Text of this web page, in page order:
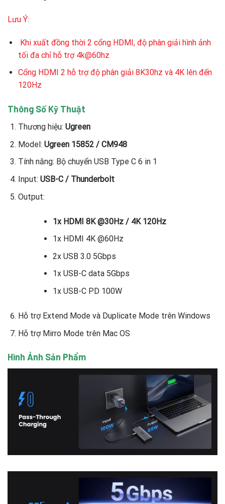
Lưu Ý:
Khi xuất đồng thời 2 cổng HDMI, độ phân giải hình ảnh
tối đa chỉ hỗ trợ 4k@60hz
Cổng HDMI 2 hỗ trợ độ phân giải 8K30hz và 4K lên đến
120Hz
Thông Số Kỹ Thuật
Thương hiệu: Ugreen
Model: Ugreen 15852 / CM948
Tính năng: Bộ chuyển USB Type C 6 in 1
Input: USB-C / Thunderbolt
Output:
1x HDMI 8K @30Hz / 4K 120Hz
1x HDMI 4K @60Hz
2x USB 3.0 5Gbps
1x USB-C data 5Gbps
1x USB-C PD 100W
Hỗ trợ Extend Mode và Duplicate Mode trên Windows
Hỗ trợ Mirro Mode trên Mac OS
Hình Ảnh Sản Phẩm